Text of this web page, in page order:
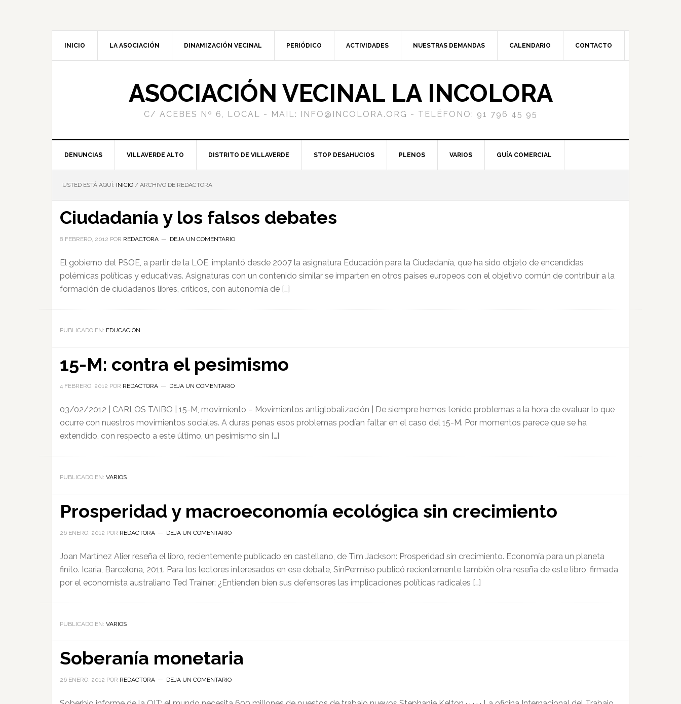
INICIO LA ASOCIACIÓN DINAMIZACIÓN VECINAL PERIÓDICO ACTIVIDADES NUESTRAS DEMANDAS CALENDARIO CONTACTO
ASOCIACIÓN VECINAL LA INCOLORA
C/ ACEBES Nº 6, LOCAL - MAIL: INFO@INCOLORA.ORG - TELÉFONO: 91 796 45 95
DENUNCIAS VILLAVERDE ALTO DISTRITO DE VILLAVERDE STOP DESAHUCIOS PLENOS VARIOS GUÍA COMERCIAL
USTED ESTÁ AQUÍ: INICIO / ARCHIVO DE REDACTORA
Ciudadanía y los falsos debates
8 FEBRERO, 2012 POR REDACTORA DEJA UN COMENTARIO
El gobierno del PSOE, a partir de la LOE, implantó desde 2007 la asignatura Educación para la Ciudadanía, que ha sido objeto de encendidas
polémicas políticas y educativas. Asignaturas con un contenido similar se imparten en otros países europeos con el objetivo común de contribuir a la
formación de ciudadanos libres, críticos, con autonomía de […]
PUBLICADO EN: EDUCACIÓN
15-M: contra el pesimismo
4 FEBRERO, 2012 POR REDACTORA DEJA UN COMENTARIO
03/02/2012 | CARLOS TAIBO | 15-M, movimiento – Movimientos antiglobalización | De siempre hemos tenido problemas a la hora de evaluar lo que
ocurre con nuestros movimientos sociales. A duras penas esos problemas podían faltar en el caso del 15-M. Por momentos parece que se ha
extendido, con respecto a este último, un pesimismo sin […]
PUBLICADO EN: VARIOS
Prosperidad y macroeconomía ecológica sin crecimiento
26 ENERO, 2012 POR REDACTORA DEJA UN COMENTARIO
Joan Martínez Alier reseña el libro, recientemente publicado en castellano, de Tim Jackson: Prosperidad sin crecimiento. Economía para un planeta
finito. Icaria, Barcelona, 2011. Para los lectores interesados en ese debate, SinPermiso publicó recientemente también otra reseña de este libro, firmada
por el economista australiano Ted Trainer: ¿Entienden bien sus defensores las implicaciones políticas radicales […]
PUBLICADO EN: VARIOS
Soberanía monetaria
26 ENERO, 2012 POR REDACTORA DEJA UN COMENTARIO